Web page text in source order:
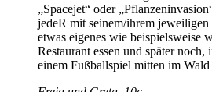
„Spacejet“ oder
jedeR mit seinem/ihrem
etwas eigenes wie beispielsweise
Restaurant essen und später
einem Fußballspiel mitten im Wald